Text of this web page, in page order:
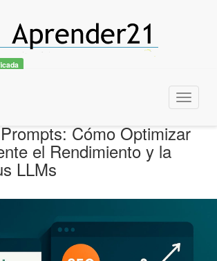
Menu
Cómo Optimizar
el Rendimiento y la
LLMs